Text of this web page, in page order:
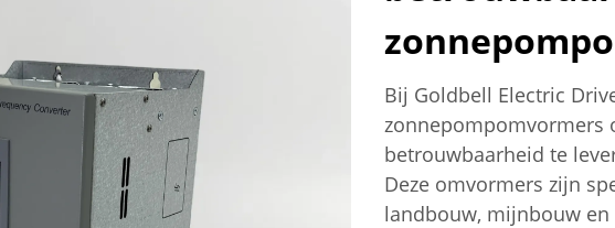
Bij Goldbell Electric
zonnepompomvormers
betrouwbaarheid te
Deze omvormers zijn
landbouw, mijnbouw